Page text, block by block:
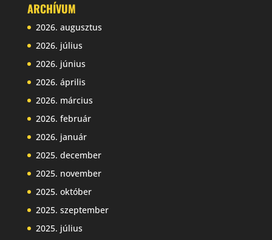
ARCHÍVUM
2026. augusztus
2026. július
2026. június
2026. április
2026. március
2026. február
2026. január
2025. december
2025. november
2025. október
2025. szeptember
2025. július